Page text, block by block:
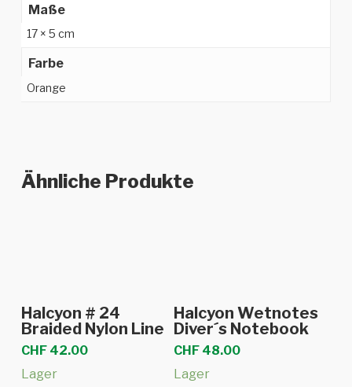
Maße
17 × 5 cm
Farbe
Orange
Ähnliche Produkte
In den Warenkorb
Halcyon # 24
Braided Nylon Line
CHF42.00
Lager
In den Warenkorb
Halcyon Wetnotes
Diver´s Notebook
CHF 48.00
Lager